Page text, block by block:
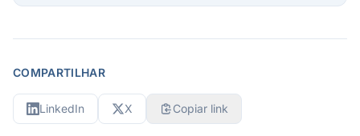
COMPARTILHAR
LinkedIn X Copiar link